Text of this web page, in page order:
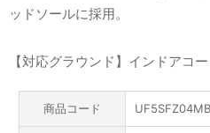
ッドソールに採用。
【対応グラウンド】インドアコ
商品コード UF5SFZ04MB